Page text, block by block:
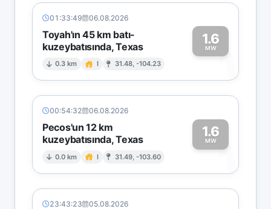
01:33:49 06.08.2026
Toyah'ın 45 km batı-
kuzeybatısında, Texas
0.3 km I 31.48, -104.23
1.6
MW1
00:54:32 06.08.2026
Pecos'un 12 km
kuzeybatısında, Texas
0.0 km I 31.49, -103.60
1.6
MW1
23:43:23 05.08.2026